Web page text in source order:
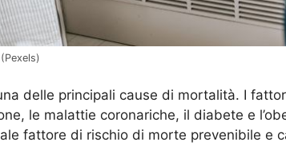
delle principali cause di mortalità. I
le malattie coronariche, il diabete e
fattore di rischio di morte prevenibile e